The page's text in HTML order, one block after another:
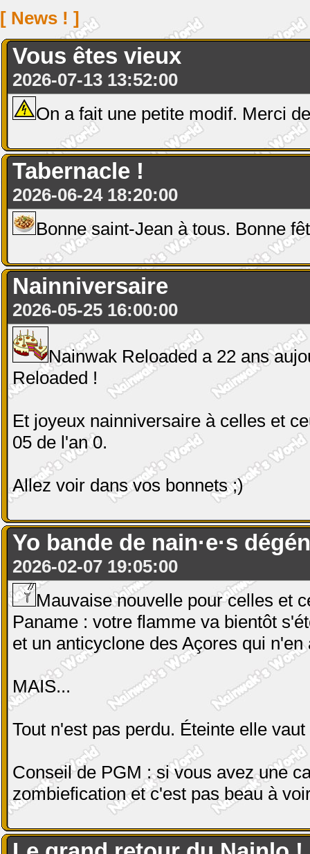
[ News ! ]
Vous êtes vieux
2026-07-13 13:52:00
On a fait une petite modif. Merci
Tabernacle !
2026-06-24 18:20:00
Bonne saint-Jean à tous. Bonne
Nainniversaire
2026-05-25 16:00:00
Nainwak Reloaded a 22 ans
Reloaded !
Et joyeux nainniversaire à celles et
05 de l'an 0.
Allez voir dans vos bonnets ;)
Yo bande de nain·e·s
2026-02-07 19:05:00
Mauvaise nouvelle pour celles et
Paname : votre flamme va bientôt
et un anticyclone des Açores qui
MAIS...
Tout n'est pas perdu. Éteinte elle
Conseil de PGM : si vous avez une
zombiefication et c'est pas beau à